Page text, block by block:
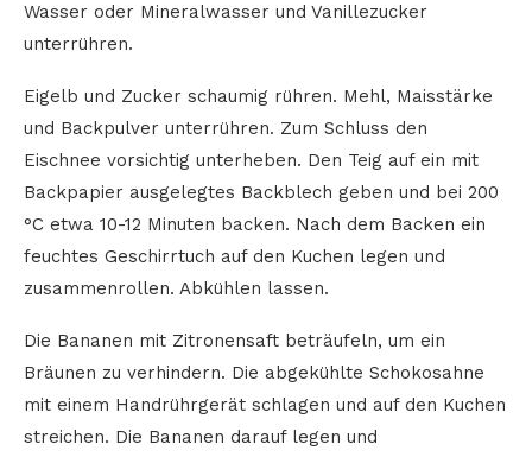
Wasser oder Mineralwasser und Vanillezucker
unterrühren.
Eigelb und Zucker schaumig rühren. Mehl, Maisstärke
und Backpulver unterrühren. Zum Schluss den
Eischnee vorsichtig unterheben. Den Teig auf ein mit
Backpapier ausgelegtes Backblech geben und bei 200
°C etwa 10-12 Minuten backen. Nach dem Backen ein
feuchtes Geschirrtuch auf den Kuchen legen und
zusammenrollen. Abkühlen lassen.
Die Bananen mit Zitronensaft beträufeln, um ein
Bräunen zu verhindern. Die abgekühlte Schokosahne
mit einem Handrührgerät schlagen und auf den Kuchen
streichen. Die Bananen darauf legen und